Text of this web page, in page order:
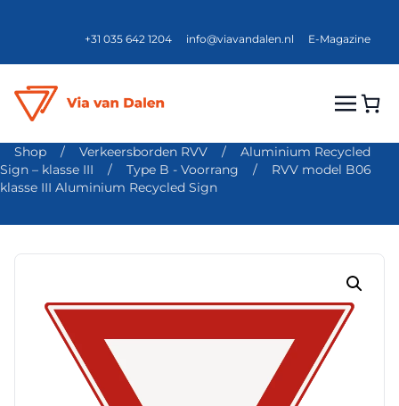
+31 035 642 1204 info@viavandalen.nl E-Magazine
Shop / Verkeersborden RVV /
Aluminium Recycled
Sign – klasse III
/ Type B - Voorrang /
RVV model B06
klasse III Aluminium Recycled Sign